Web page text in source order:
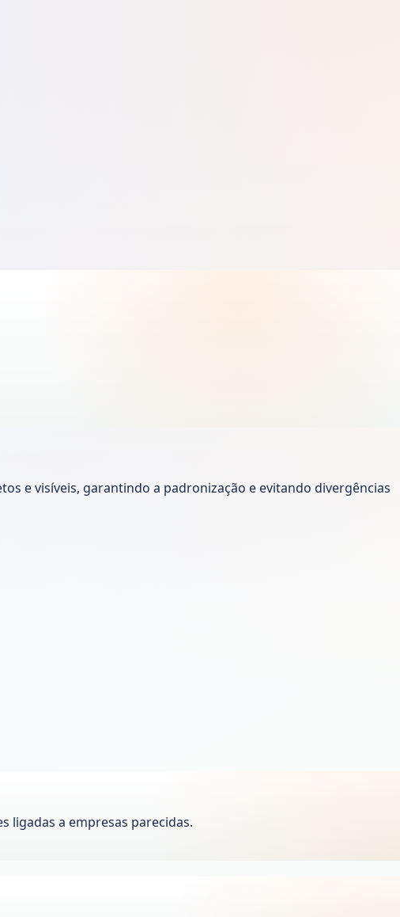
e visíveis, garantindo a padronização e evitando divergências
ligadas a empresas parecidas.